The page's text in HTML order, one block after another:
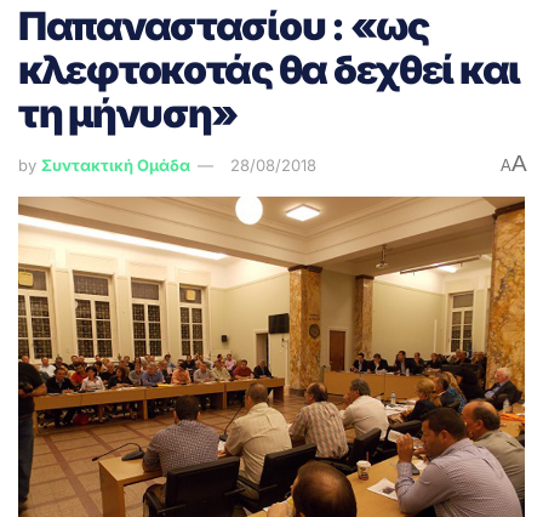
Παπαναστασίου : «ως
κλεφτοκοτάς θα δεχθεί και
τη μήνυση»
by Συντακτική Ομάδα 28/08/2018 AA